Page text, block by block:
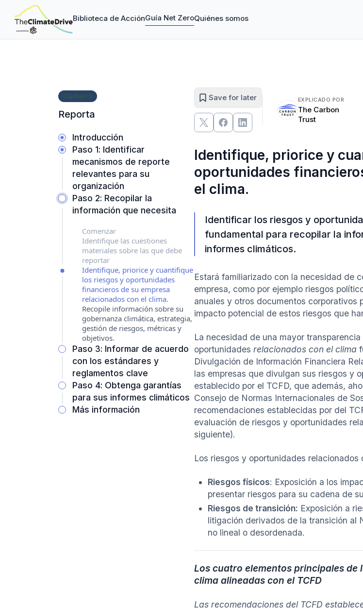
Biblioteca de AcciónGuía Net ZeroQuiénes somos
Capítulo 5
Reporta
Introducción
Paso 1: Identificar
mecanismos de reporte
relevantes para su
organización
Paso 2: Recopilar la
información que necesita
Comenzar
Identifique las cuestiones
materiales sobre las que debe
reportar
Identifique, priorice y cuantifique
los riesgos y oportunidades
financieros de su empresa
relacionados con el clima.
Recopile información sobre su
gobernanza climática, estrategia,
gestión de riesgos, métricas y
objetivos.
Paso 3: Informar de acuerdo
con los estándares y
reglamentos clave
Paso 4: Obtenga garantías
para sus informes climáticos
Más información
Save for later EXPLICADO POR
The Carbon
Trust
Identifique, priorice y
oportunidades
el clima.
Identificar los riesgos y
fundamental para recopilar la
informes climáticos.
Estará familiarizado con la necesidad de
empresa, como por ejemplo riesgos
anuales y otros documentos corporativos
impacto potencial de estos riesgos que
La necesidad de una mayor
oportunidades relacionados con el clima
Divulgación de Información Financiera
las empresas que divulgan sus riesgos y
establecido por el TCFD, que además,
Consejo de Normas Internacionales de
recomendaciones establecidas por del
evaluación de riesgos y oportunidades
siguiente).
Los riesgos y oportunidades
Riesgos físicos: Exposición a los
presentar riesgos para su cadena de
Riesgos de transición: Exposición a
litigación derivados de la transición al
no lineal o desordenada.
Los cuatro elementos principales
clima alineadas con el TCFD
Las recomendaciones del TCFD